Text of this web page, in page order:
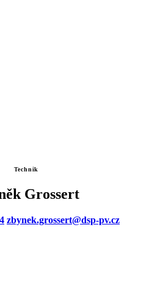
Technik
Grossert
zbynek.grossert@dsp-pv.cz